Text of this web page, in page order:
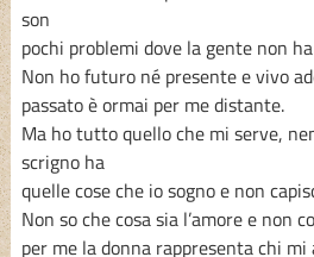
son
pochi problemi dove la gente non
Non ho futuro né presente e vivo
passato è ormai per me distante.
Ma ho tutto quello che mi serve,
scrigno ha
quelle cose che io sogno e non
Non so che cosa sia l’amore e non
per me la donna rappresenta chi